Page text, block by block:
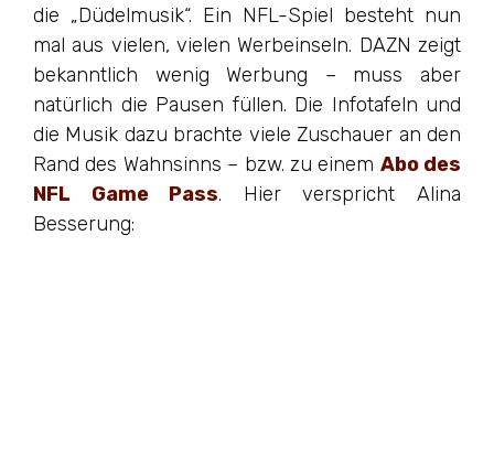
die „Düdelmusik“. Ein NFL-Spiel besteht nun
mal aus vielen, vielen Werbeinseln. DAZN zeigt
bekanntlich wenig Werbung – muss aber
natürlich die Pausen füllen. Die Infotafeln und
die Musik dazu brachte viele Zuschauer an den
Rand des Wahnsinns – bzw. zu einem Abo des
NFL Game Pass. Hier verspricht Alina
Besserung: